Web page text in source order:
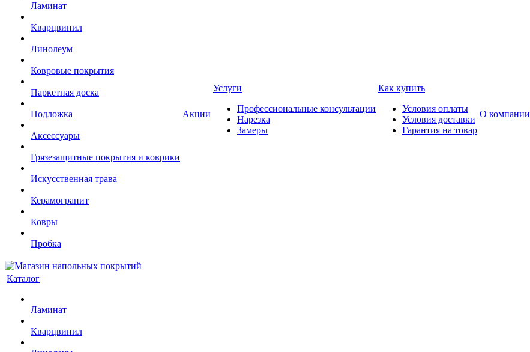
Ламинат
Кварцвинил
Линолеум
Ковровые покрытия
Паркетная доска
Подложка
Аксессуары
Грязезащитные покрытия и коврики
Искусственная трава
Керамогранит
Ковры
Пробка
Акции
Услуги
Профессиональные консультации
Нарезка
Замеры
Как купить
Условия оплаты
Условия доставки
Гарантия на товар
О компании
Каталог
Ламинат
Кварцвинил